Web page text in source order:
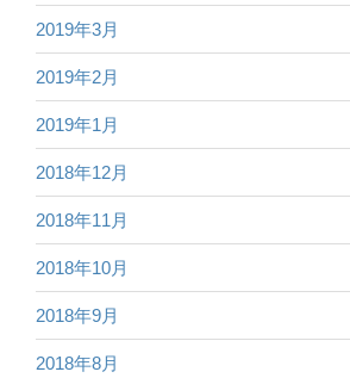
2019年3月
2019年2月
2019年1月
2018年12月
2018年11月
2018年10月
2018年9月
2018年8月